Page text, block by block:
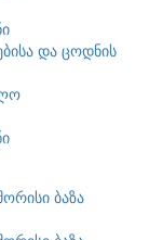
და ცოდნის
ბაზა